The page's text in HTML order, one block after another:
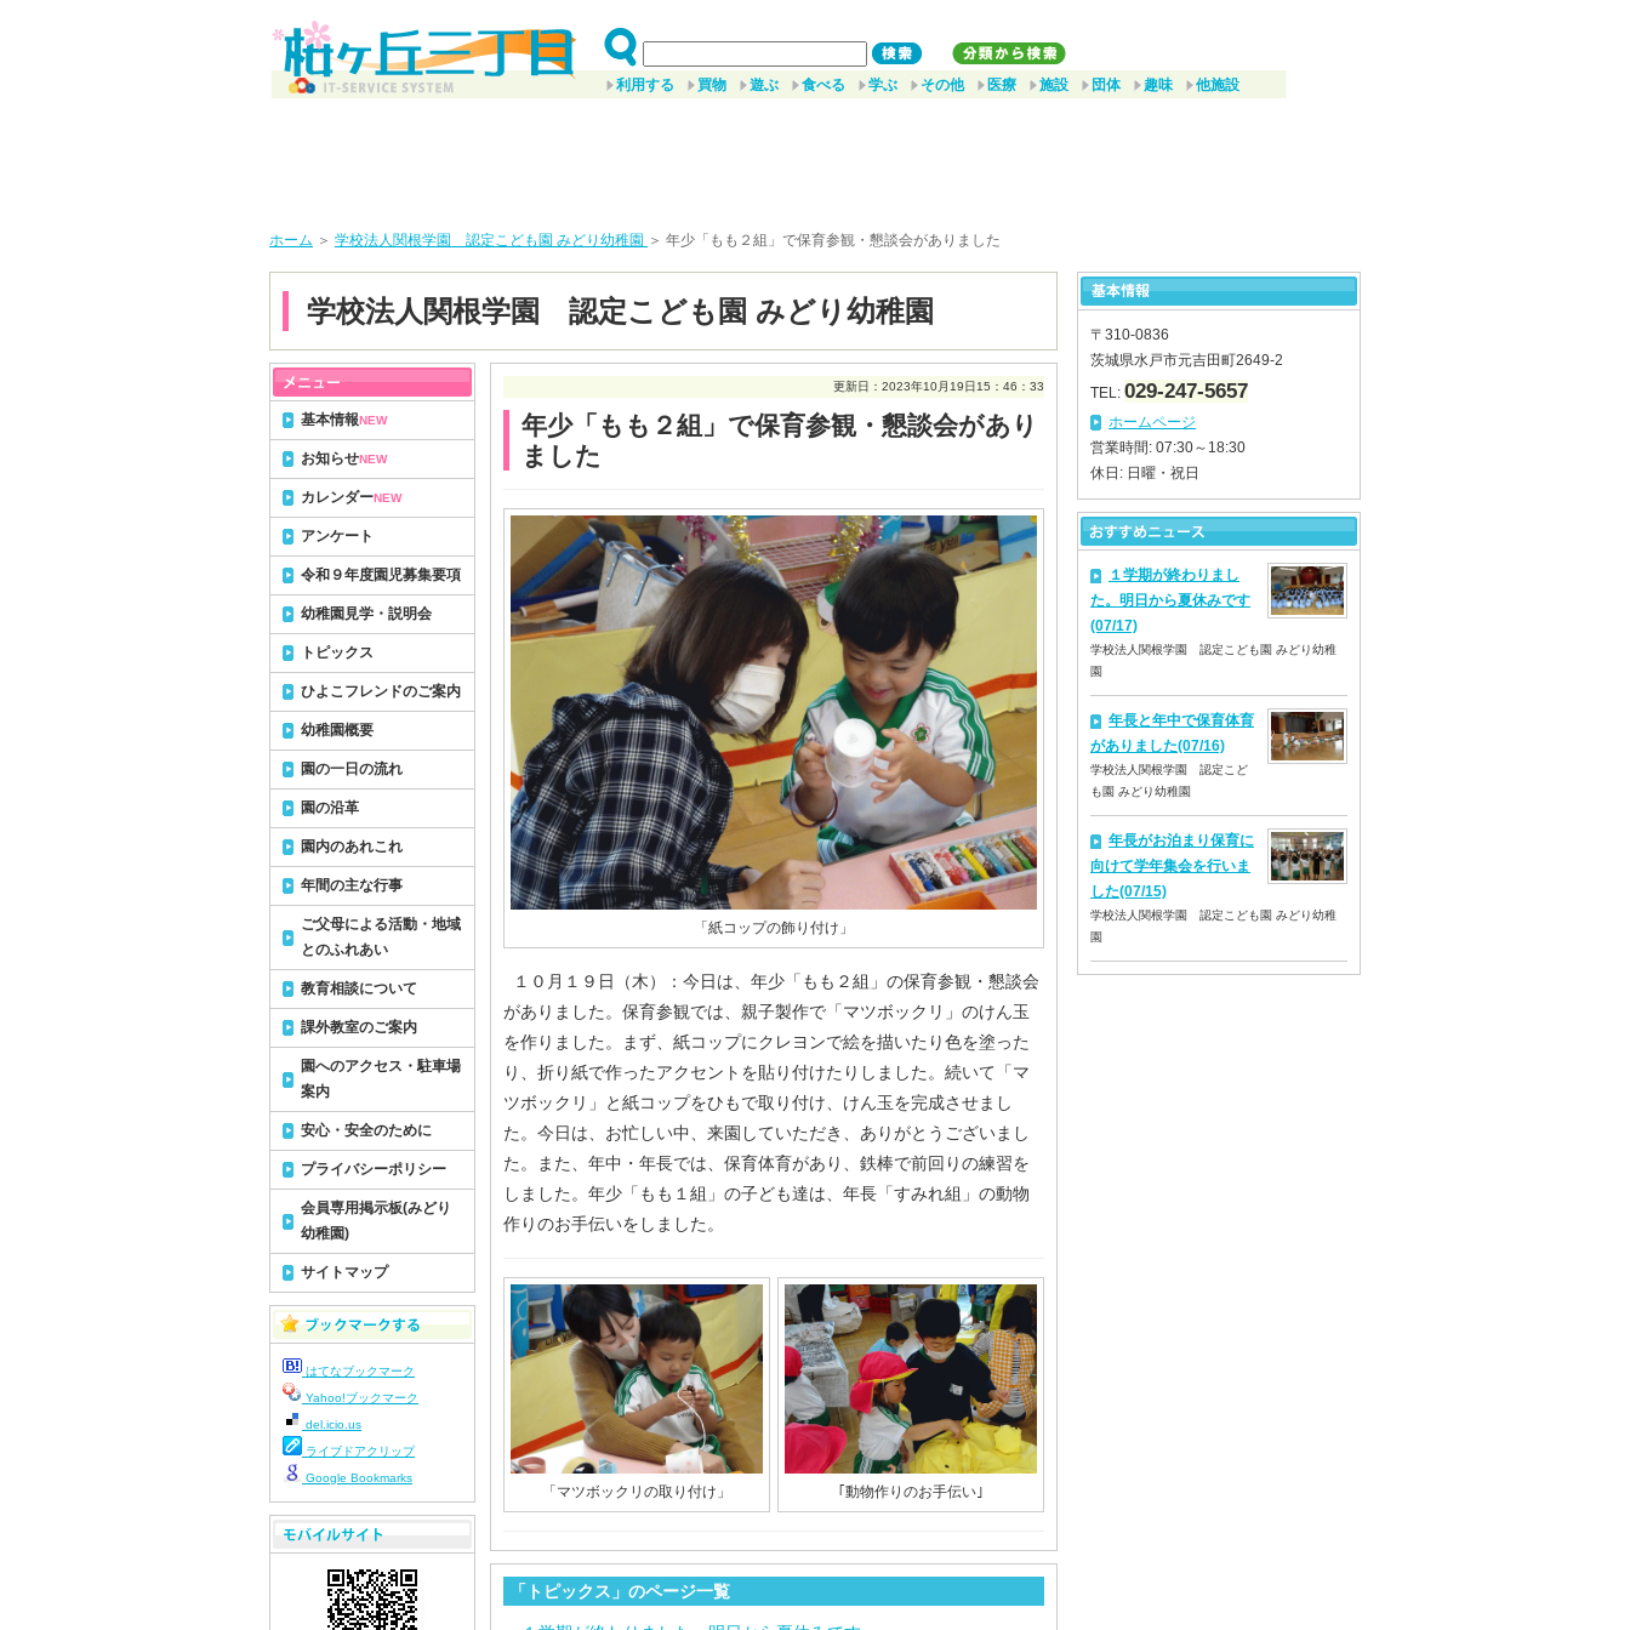
利用する 買物 遊ぶ 食べる 学ぶ その他 医療 施設 団体 趣味 他施設
ホーム ＞ 学校法人関根学園 認定こども園 みどり幼稚園 ＞ 年少「もも２組」で保育参観・懇談会がありました
学校法人関根学園 認定こども園 みどり幼稚園
更新日：2023年10月19日15：46：33
年少「もも２組」で保育参観・懇談会があり
ました
「紙コップの飾り付け」
１０月１９日（木）：今日は、年少「もも２組」の保育参観・懇談会
がありました。保育参観では、親子製作で「マツボックリ」のけん玉
を作りました。まず、紙コップにクレヨンで絵を描いたり色を塗った
り、折り紙で作ったアクセントを貼り付けたりしました。続いて「マ
ツボックリ」と紙コップをひもで取り付け、けん玉を完成させまし
た。今日は、お忙しい中、来園していただき、ありがとうございまし
た。また、年中・年長では、保育体育があり、鉄棒で前回りの練習を
しました。年少「もも１組」の子ども達は、年長「すみれ組」の動物
作りのお手伝いをしました。
「マツボックリの取り付け」 ｢動物作りのお手伝い｣
「トピックス」のページ一覧
基本情報NEW
お知らせNEW
カレンダーNEW
アンケート
令和９年度園児募集要項
幼稚園見学・説明会
トピックス
ひよこフレンドのご案内
幼稚園概要
園の一日の流れ
園の沿革
園内のあれこれ
年間の主な行事
ご父母による活動・地域
とのふれあい
教育相談について
課外教室のご案内
園へのアクセス・駐車場
案内
安心・安全のために
プライバシーポリシー
会員専用掲示板(みどり
幼稚園)
サイトマップ
はてなブックマーク
Yahoo!ブックマーク
del.icio.us
ライブドアクリップ
Google Bookmarks
〒310-0836
茨城県水戸市元吉田町2649-2
TEL: 029-247-5657
ホームページ
営業時間: 07:30～18:30
休日: 日曜・祝日
１学期が終わりまし
た。明日から夏休みです
(07/17)
学校法人関根学園 認定こども園 みどり幼稚
園
年長と年中で保育体育
がありました(07/16)
学校法人関根学園 認定こど
も園 みどり幼稚園
年長がお泊まり保育に
向けて学年集会を行いま
した(07/15)
学校法人関根学園 認定こども園 みどり幼稚
園